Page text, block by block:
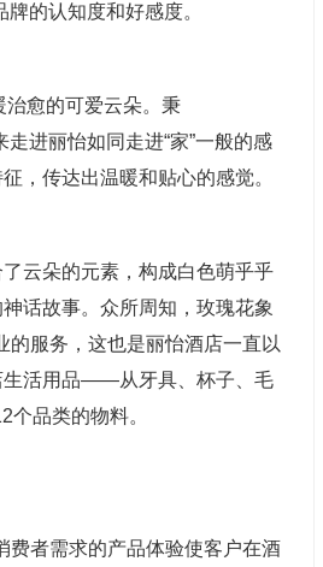
的认知度和好感度。
治愈的可爱云朵。秉
进丽怡如同走进“家”一般的感
，传达出温暖和贴心的感觉。
云朵的元素，构成白色萌乎乎
话故事。众所周知，玫瑰花象
服务，这也是丽怡酒店一直以
生活用品——从牙具、杯子、毛
品类的物料。
费者需求的产品体验使客户在酒